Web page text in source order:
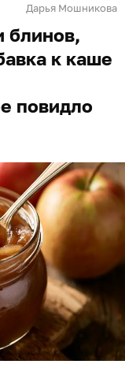
Дарья Мошникова
блинов,
к каше
повидло